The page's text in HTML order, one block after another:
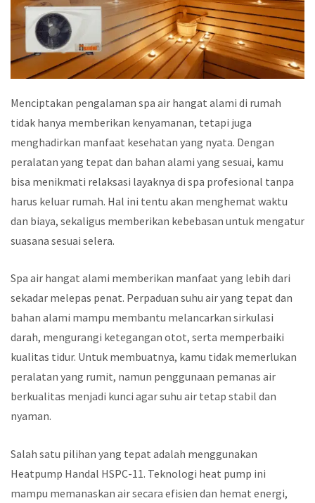
Menciptakan pengalaman spa air hangat alami di rumah
tidak hanya memberikan kenyamanan, tetapi juga
menghadirkan manfaat kesehatan yang nyata. Dengan
peralatan yang tepat dan bahan alami yang sesuai, kamu
bisa menikmati relaksasi layaknya di spa profesional tanpa
harus keluar rumah. Hal ini tentu akan menghemat waktu
dan biaya, sekaligus memberikan kebebasan untuk mengatur
suasana sesuai selera.
Spa air hangat alami memberikan manfaat yang lebih dari
sekadar melepas penat. Perpaduan suhu air yang tepat dan
bahan alami mampu membantu melancarkan sirkulasi
darah, mengurangi ketegangan otot, serta memperbaiki
kualitas tidur. Untuk membuatnya, kamu tidak memerlukan
peralatan yang rumit, namun penggunaan pemanas air
berkualitas menjadi kunci agar suhu air tetap stabil dan
nyaman.
Salah satu pilihan yang tepat adalah menggunakan
Heatpump Handal HSPC-11. Teknologi heat pump ini
mampu memanaskan air secara efisien dan hemat energi,